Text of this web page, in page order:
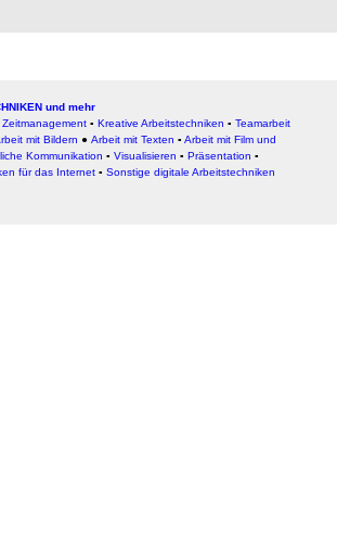
und mehr
▪ Kreative Arbeitstechniken ▪ Teamarbeit
mit Bildern ● Arbeit mit Texten ▪ Arbeit mit Film und
Kommunikation ▪ Visualisieren ▪ Präsentation ▪
für das Internet ▪ Sonstige digitale Arbeitstechniken